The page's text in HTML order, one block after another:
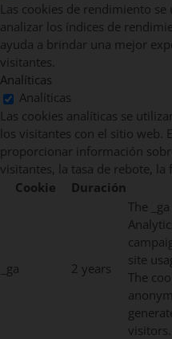
Las cookies de rendimiento
analizar los índices de
ayuda a brindar una mejor
visitantes.
Analíticas
Analíticas
Las cookies analíticas se
los visitantes con el sitio web.
proporcionar información
visitantes, la tasa de rebote, la
Cookie
Duración
_ga 2 years
The
site
The
visitors.